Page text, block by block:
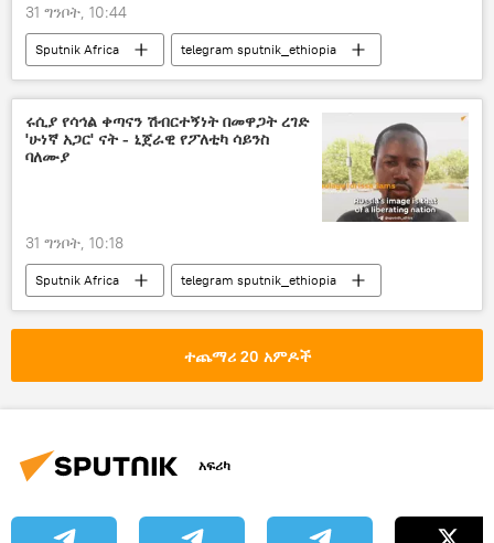
31 ግንቦት, 10:44
Sputnik Africa telegram sputnik_ethiopia
ሩሲያ የሳኅል ቀጣናን ሽብርተኝነት በመዋጋት ረገድ
'ሁነኛ አጋር' ናት - ኒጀራዊ የፖለቲካ ሳይንስ
ባለሙያ
31 ግንቦት, 10:18
Sputnik Africa telegram sputnik_ethiopia
ተጨማሪ 20 አምዶች
አፍሪካ